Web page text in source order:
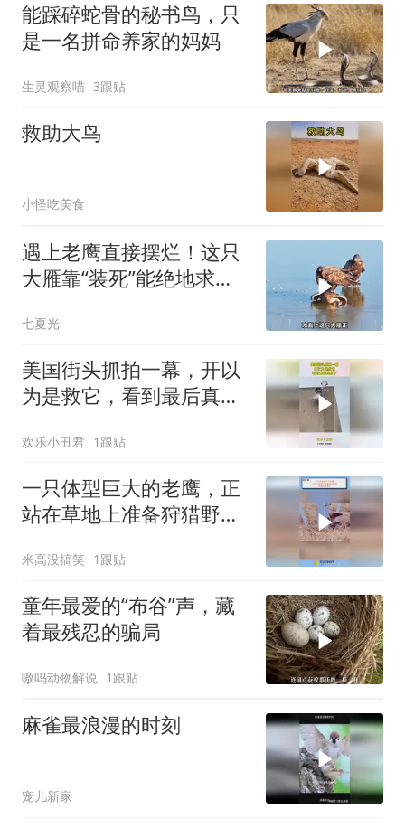
能踩碎蛇骨的秘书鸟，只
是一名拼命养家的妈妈
生灵观察喵 3跟贴
救助大鸟
小怪吃美食
遇上老鹰直接摆烂！这只
大雁靠“装死”能绝地求生
七夏光
美国街头抓拍一幕，开以
为是救它，看到最后真相
欢乐小丑君 1跟贴
一只体型巨大的老鹰，正
站在草地上准备狩猎野
米高没搞笑 1跟贴
童年最爱的“布谷”声，藏
着最残忍的骗局
嗷呜动物解说 1跟贴
麻雀最浪漫的时刻
宠儿新家